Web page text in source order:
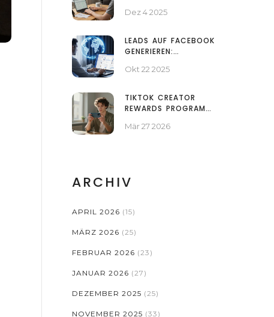
ANTWORT FÜR
Dez 4 2025
LEADS AUF FACEBOOK
GENERIEREN:
FÜR 2025
Okt 22 2025
TIKTOK CREATOR
REWARDS PROGRAM
TEILNAHME &
Mär 27 2026
ARCHIV
APRIL 2026 (15)
MÄRZ 2026 (25)
FEBRUAR 2026 (23)
JANUAR 2026 (27)
DEZEMBER 2025 (25)
NOVEMBER 2025 (33)